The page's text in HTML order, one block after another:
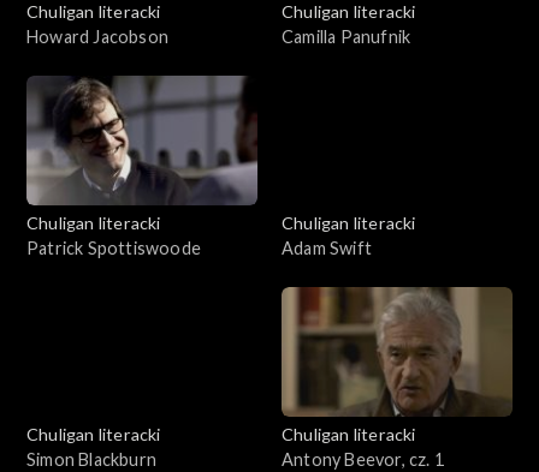
Chuligan literacki
Howard Jacobson
Chuligan literacki
Camilla Panufnik
Chuligan literacki
Patrick Spottiswoode
Chuligan literacki
Adam Swift
Chuligan literacki
Simon Blackburn
Chuligan literacki
Antony Beevor, cz. 1